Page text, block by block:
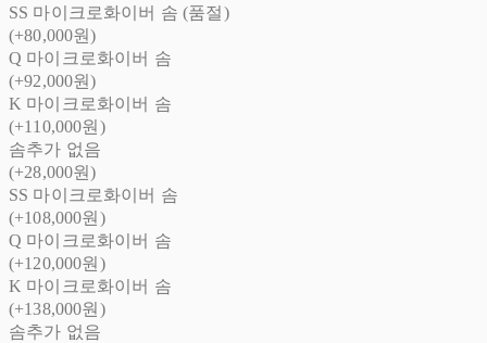
SS 마이크로화이버 솜 (품절)
(+80,000원)
Q 마이크로화이버 솜
(+92,000원)
K 마이크로화이버 솜
(+110,000원)
솜추가 없음
(+28,000원)
SS 마이크로화이버 솜
(+108,000원)
Q 마이크로화이버 솜
(+120,000원)
K 마이크로화이버 솜
(+138,000원)
솜추가 없음